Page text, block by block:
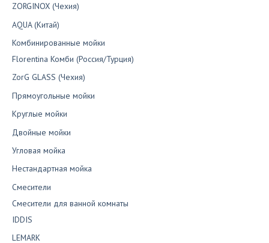
ZORGINOX (Чехия)
AQUA (Китай)
Комбинированные мойки
Florentina Комби (Россия/Турция)
ZorG GLASS (Чехия)
Прямоугольные мойки
Круглые мойки
Двойные мойки
Угловая мойка
Нестандартная мойка
Смесители
Смесители для ванной комнаты
IDDIS
LEMARK